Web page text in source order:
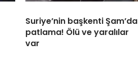
Suriye’nin başkenti Şam’da
patlama! Ölü ve yaralılar
var